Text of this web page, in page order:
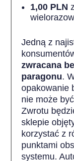
1,00 PLN
Jedną z
zwracana
paragonu.
opakowanie
nie może
Zwrotu
sklepie
korzystać z
punktami
systemu.